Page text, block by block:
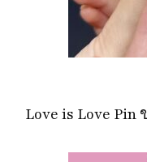
Love is Love